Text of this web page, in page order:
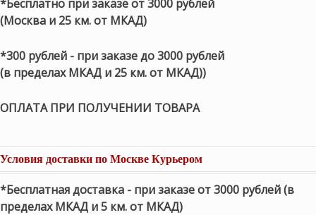
*Бесплатно при заказе от 3000 рублей
(Москва и 25 км. от МКАД)
*300 рублей - при заказе до 3000 рублей
(в пределах МКАД и 25 км. от МКАД))
ОПЛАТА ПРИ ПОЛУЧЕНИИ ТОВАРА
Условия доставки по Москве Курьером
*Бесплатная доставка - при заказе от 3000 рублей (в
пределах МКАД и 5 км. от МКАД)